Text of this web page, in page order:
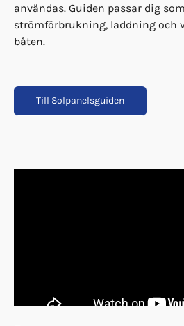
användas. Guiden passar dig
strömförbrukning, laddning och
båten.
Till Solpanelsguiden